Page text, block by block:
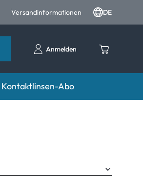
Versandinformationen DE
Anmelden
Kontaktlinsen-Abo